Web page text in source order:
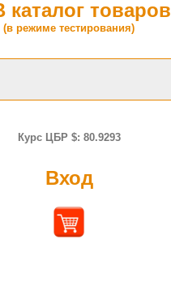
каталог товаров
(в режиме тестирования)
Курс ЦБР $: 80.9293
Вход